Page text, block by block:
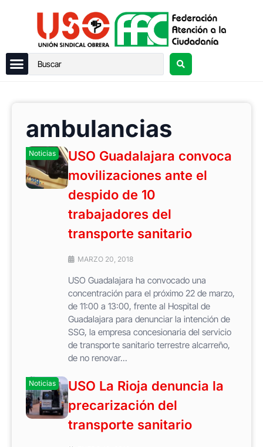
ambulancias
Noticias
USO Guadalajara convoca
movilizaciones ante el
despido de 10
trabajadores del
transporte sanitario
MARZO 20, 2018
USO Guadalajara ha convocado una
concentración para el próximo 22 de marzo,
de 11:00 a 13:00, frente al Hospital de
Guadalajara para denunciar la intención de
SSG, la empresa concesionaria del servicio
de transporte sanitario terrestre alcarreño,
de no renovar...
Noticias
USO La Rioja denuncia la
precarización del
transporte sanitario